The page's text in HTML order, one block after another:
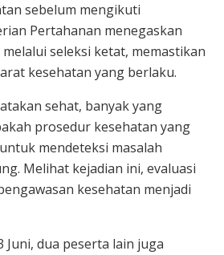
sebelum mengikuti
Pertahanan menegaskan
seleksi ketat, memastikan
kesehatan yang berlaku.
sehat, banyak yang
prosedur kesehatan yang
mendeteksi masalah
Melihat kejadian ini, evaluasi
kesehatan menjadi
Juni, dua peserta lain juga